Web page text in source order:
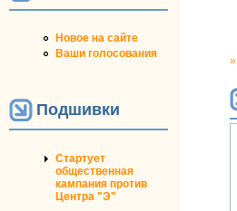
Новое на сайте
Ваши голосования
Подшивки
Стартует
общественная
кампания против
Центра "Э"
»